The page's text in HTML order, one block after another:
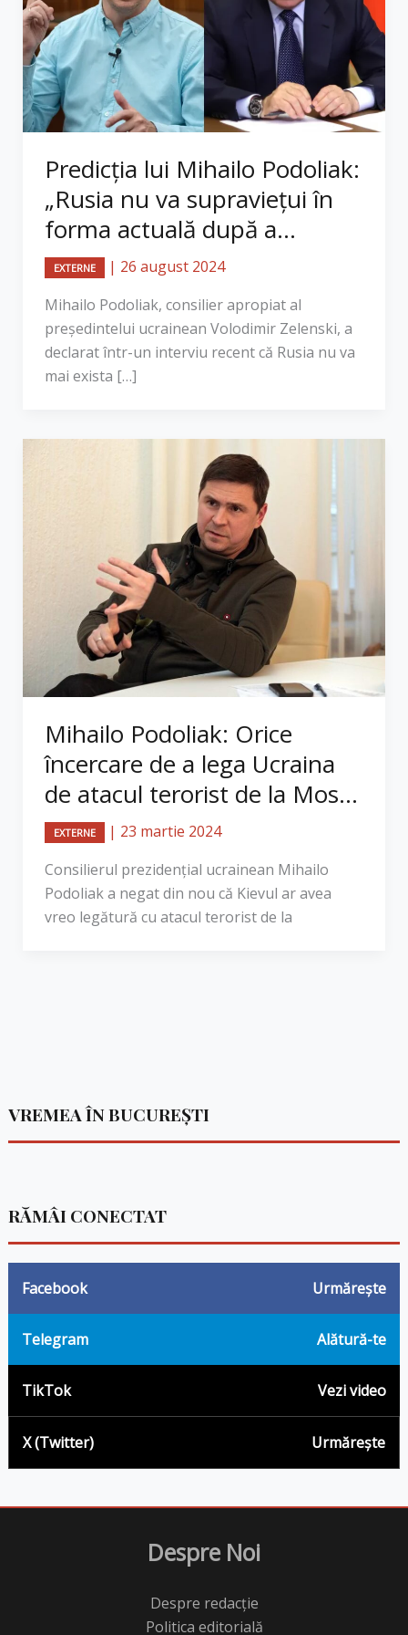
Predicția lui Mihailo Podoliak:
„Rusia nu va supraviețui în
forma actuală după a...
EXTERNE | 26 august 2024
Mihailo Podoliak, consilier apropiat al
președintelui ucrainean Volodimir Zelenski, a
declarat într-un interviu recent că Rusia nu va
mai exista […]
Mihailo Podoliak: Orice
încercare de a lega Ucraina
de atacul terorist de la Mos...
EXTERNE | 23 martie 2024
Consilierul prezidenţial ucrainean Mihailo
Podoliak a negat din nou că Kievul ar avea
vreo legătură cu atacul terorist de la
VREMEA ÎN BUCUREȘTI
RĂMÂI CONECTAT
Facebook Urmărește
Telegram Alătură-te
TikTok Vezi video
X (Twitter) Urmărește
Despre Noi
Despre redacție
Politica editorială